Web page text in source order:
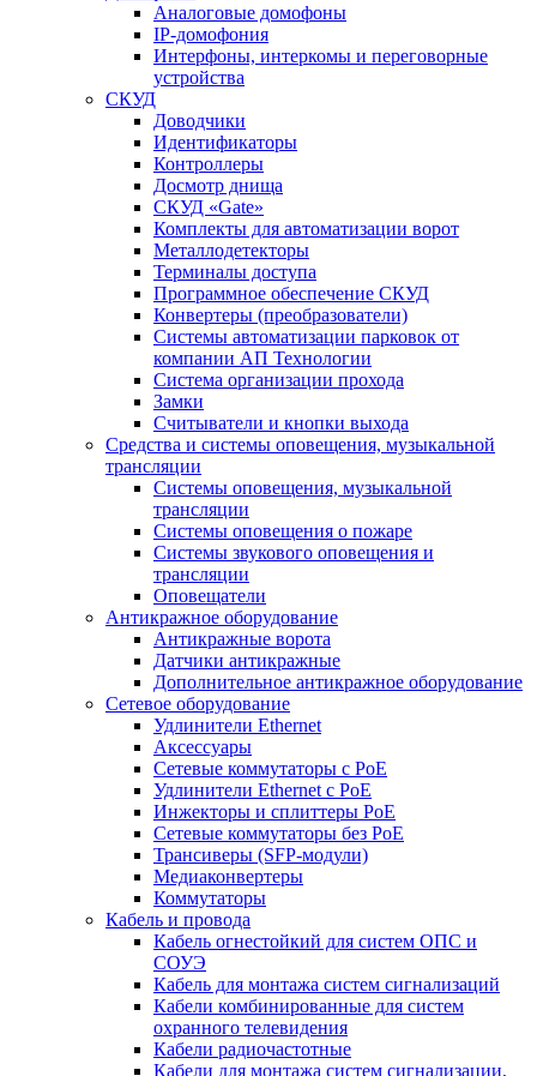
Аналоговые домофоны
IP-домофония
Интерфоны, интеркомы и переговорные
устройства
СКУД
Доводчики
Идентификаторы
Контроллеры
Досмотр днища
СКУД «Gate»
Комплекты для автоматизации ворот
Металлодетекторы
Терминалы доступа
Программное обеспечение СКУД
Конвертеры (преобразователи)
Системы автоматизации парковок от
компании АП Технологии
Система организации прохода
Замки
Считыватели и кнопки выхода
Средства и системы оповещения, музыкальной
трансляции
Системы оповещения, музыкальной
трансляции
Системы оповещения о пожаре
Системы звукового оповещения и
трансляции
Оповещатели
Антикражное оборудование
Антикражные ворота
Датчики антикражные
Дополнительное антикражное оборудование
Сетевое оборудование
Удлинители Ethernet
Аксессуары
Сетевые коммутаторы с РоЕ
Удлинители Ethernet с PoE
Инжекторы и сплиттеры РоЕ
Сетевые коммутаторы без РоЕ
Трансиверы (SFP-модули)
Медиаконвертеры
Коммутаторы
Кабель и провода
Кабель огнестойкий для систем ОПС и
СОУЭ
Кабель для монтажа систем сигнализаций
Кабели комбинированные для систем
охранного телевидения
Кабели радиочастотные
Кабели для монтажа систем сигнализации,